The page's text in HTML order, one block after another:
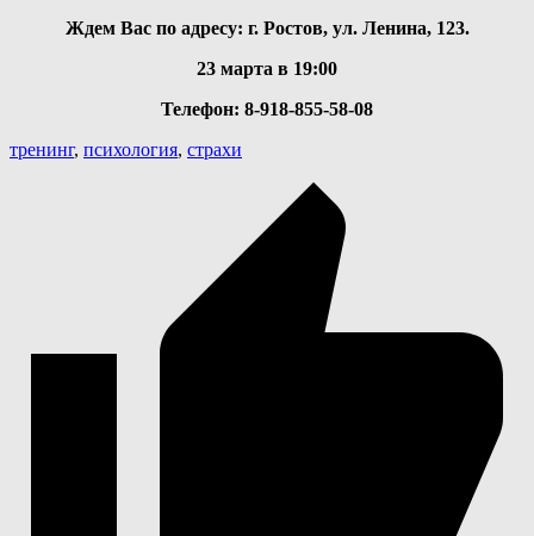
Ждем Вас по адресу: г. Ростов, ул. Ленина, 123.
23 марта в 19:00
Телефон: 8-918-855-58-08
тренинг, психология, страхи